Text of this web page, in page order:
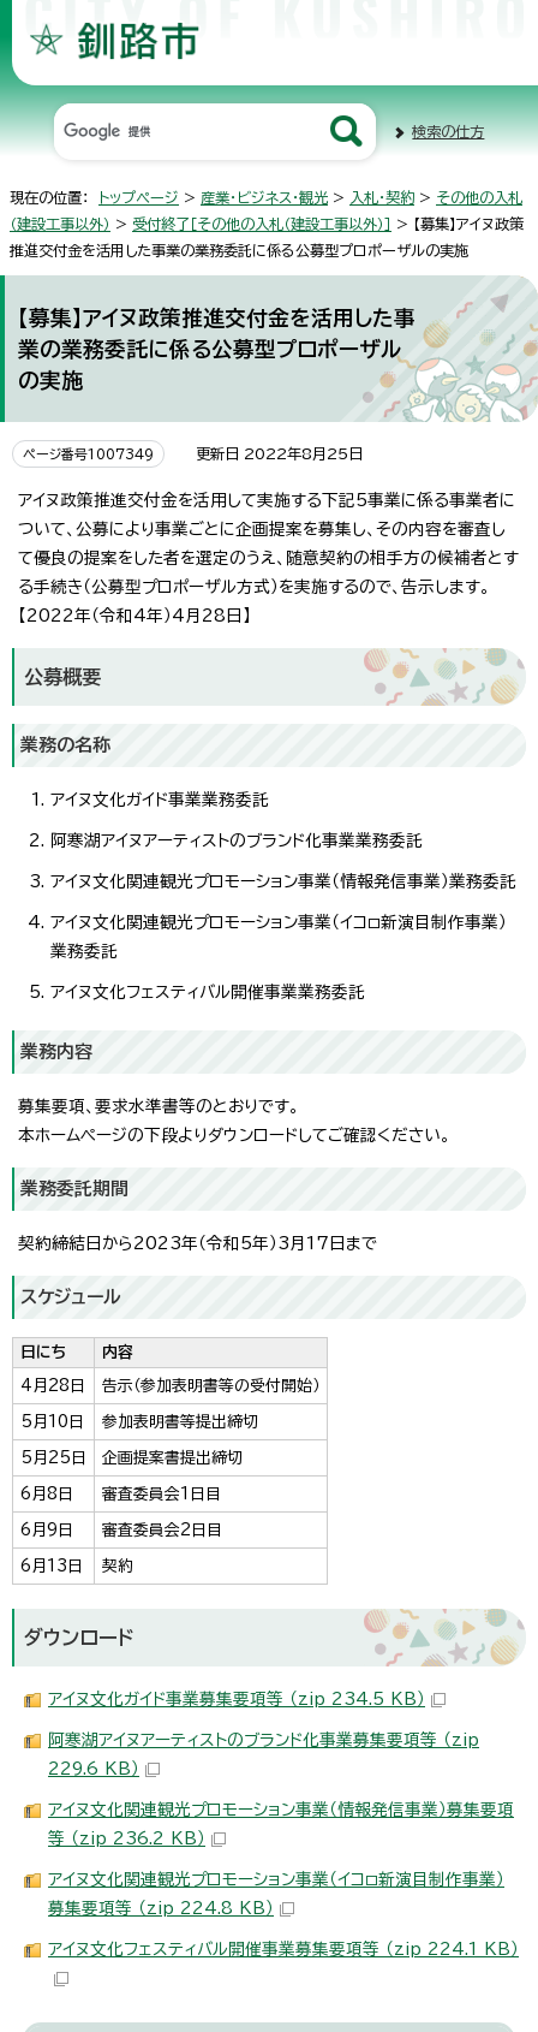
検索の仕方
現在の位置： トップページ > 産業・ビジネス・観光 > 入札・契約 > その他の入札
（建設工事以外） > 受付終了［その他の入札（建設工事以外）］
> 【募集】アイヌ政策
推進交付金を活用した事業の業務委託に係る公募型プロポーザルの実施
【募集】アイヌ政策推進交付金を活用した事
業の業務委託に係る公募型プロポーザル
の実施
ページ番号1007349 更新日 2022年8月25日
アイヌ政策推進交付金を活用して実施する下記5事業に係る事業者に
ついて、公募により事業ごとに企画提案を募集し、その内容を審査し
て優良の提案をした者を選定のうえ、随意契約の相手方の候補者とす
る手続き（公募型プロポーザル方式）を実施するので、告示します。
【2022年（令和4年）4月28日】
公募概要
業務の名称
アイヌ文化ガイド事業業務委託
阿寒湖アイヌアーティストのブランド化事業業務委託
アイヌ文化関連観光プロモーション事業（情報発信事業）業務委託
アイヌ文化関連観光プロモーション事業（イコㇿ新演目制作事業）
業務委託
アイヌ文化フェスティバル開催事業業務委託
業務内容
募集要項、要求水準書等のとおりです。
本ホームページの下段よりダウンロードしてご確認ください。
業務委託期間
契約締結日から2023年（令和5年）3月17日まで
スケジュール
日にち 内容
4月28日 告示（参加表明書等の受付開始）
5月10日 参加表明書等提出締切
5月25日 企画提案書提出締切
6月8日 審査委員会1日目
6月9日 審査委員会2日目
6月13日 契約
ダウンロード
アイヌ文化ガイド事業募集要項等 （zip 234.5 KB）
阿寒湖アイヌアーティストのブランド化事業募集要項等 （zip
229.6 KB）
アイヌ文化関連観光プロモーション事業（情報発信事業）募集要項
等 （zip 236.2 KB）
アイヌ文化関連観光プロモーション事業（イコㇿ新演目制作事業）
募集要項等 （zip 224.8 KB）
アイヌ文化フェスティバル開催事業募集要項等 （zip 224.1 KB）